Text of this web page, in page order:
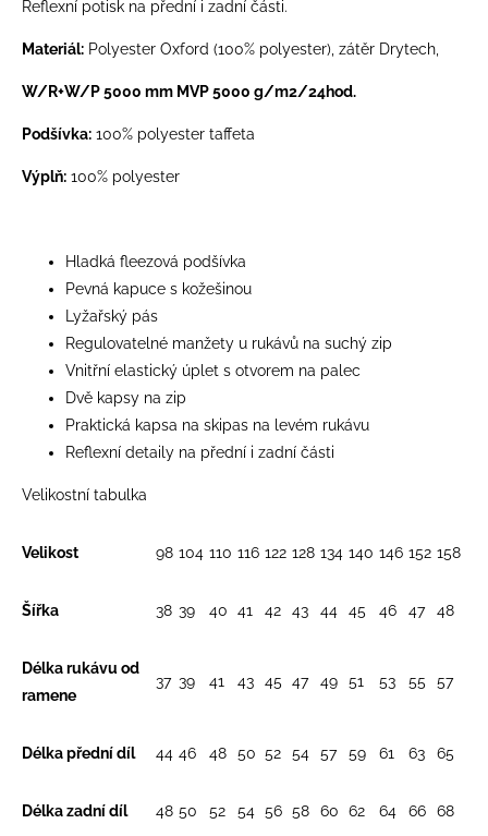
Reflexní potisk na přední i zadní části.
Materiál: Polyester Oxford (100% polyester), zátěr Drytech,
W/R+W/P 5000 mm MVP 5000 g/m2/24hod.
Podšívka: 100% polyester taffeta
Výplň: 100% polyester
Hladká fleezová podšívka
Pevná kapuce s kožešinou
Lyžařský pás
Regulovatelné manžety u rukávů na suchý zip
Vnitřní elastický úplet s otvorem na palec
Dvě kapsy na zip
Praktická kapsa na skipas na levém rukávu
Reflexní detaily na přední i zadní části
Velikostní tabulka
Velikost 98 104 110 116 122 128 134 140 146 152 158
Šířka 38 39 40 41 42 43 44 45 46 47 48
Délka rukávu od
ramene
37 39 41 43 45 47 49 51 53 55 57
Délka přední díl 44 46 48 50 52 54 57 59 61 63 65
Délka zadní díl 48 50 52 54 56 58 60 62 64 66 68